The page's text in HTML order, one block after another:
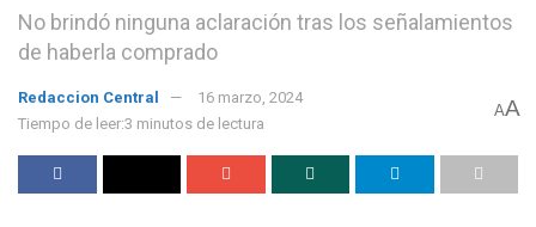
No brindó ninguna aclaración tras los señalamientos
de haberla comprado
Redaccion Central
16 marzo, 2024
Tiempo de leer:3 minutos de lectura
AA